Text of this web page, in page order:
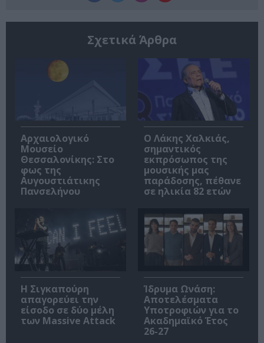
Σχετικά Άρθρα
Αρχαιολογικό
Μουσείο
Θεσσαλονίκης: Στο
φως της
Αυγουστιάτικης
Πανσελήνου
Ο Λάκης Χαλκιάς,
σημαντικός
εκπρόσωπος της
μουσικής μας
παράδοσης, πέθανε
σε ηλικία 82 ετών
Η Σιγκαπούρη
απαγορεύει την
είσοδο σε δύο μέλη
των Massive Attack
Ίδρυμα Ωνάση:
Αποτελέσματα
Υποτροφιών για το
Ακαδημαϊκό Έτος
26-27